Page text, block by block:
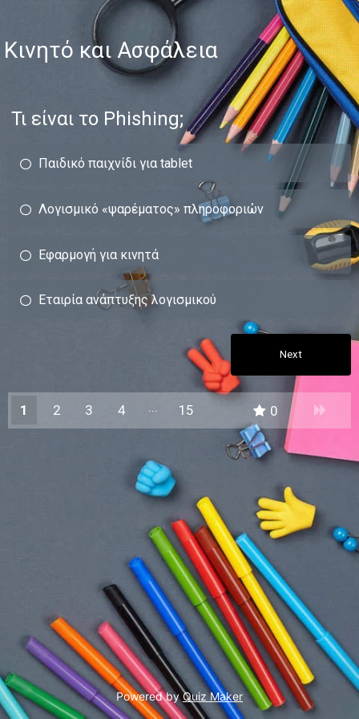
Κινητό και Ασφάλεια
Τι είναι το Phishing;
Παιδικό παιχνίδι για tablet
Λογισμικό «ψαρέματος» πληροφοριών
Εφαρμογή για κινητά
Εταιρία ανάπτυξης λογισμικού
1 2 3
4
15 0
Powered by Quiz Maker